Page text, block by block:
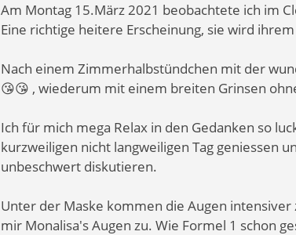
Am Montag 15.März 2021 beobachtete ich im
Eine richtige heitere Erscheinung, sie wird
Nach einem Zimmerhalbstündchen mit der
😘😘 , wiederum mit einem breiten Grinsen
Ich für mich mega Relax in den Gedanken so
kurzweiligen nicht langweiligen Tag geniessen
unbeschwert diskutieren.
Unter der Maske kommen die Augen
mir Monalisa's Augen zu. Wie Formel 1 schon